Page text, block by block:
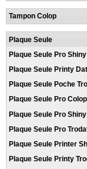
Tampon Colop
Plaque Seule
Plaque Seule Pro Shiny
Plaque Seule Printy
Plaque Seule Poche
Plaque Seule Pro Colop
Plaque Seule Pro Shiny
Plaque Seule Pro
Plaque Seule Printer
Plaque Seule Printy